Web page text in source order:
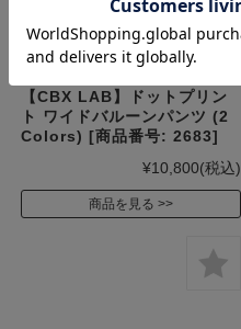
【CBX LAB】ドットプリン
ト ワイドバルーンパンツ (2
Colors) [商品番号: 2683]
¥10,800(税込)
商品を見る